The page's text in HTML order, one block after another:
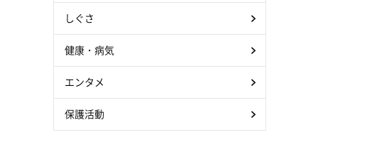
しぐさ
健康・病気
エンタメ
保護活動